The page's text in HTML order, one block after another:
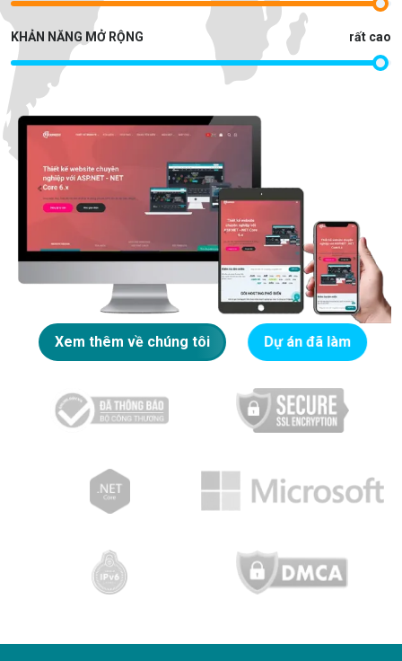
KHẢN NĂNG MỞ RỘNG rất cao
Xem thêm về chúng tôi Dự án đã làm